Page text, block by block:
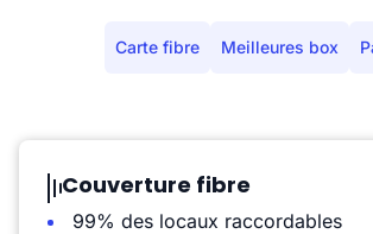
Carte fibre Meilleures box
Couverture fibre
99% des locaux raccordables